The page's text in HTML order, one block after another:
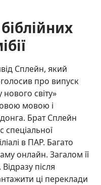
Сплейн, який
про випуск
світу»
мовою і
Брат Сплейн
в ПАР. Багато
онлайн. Загалом її
після
ці переклади